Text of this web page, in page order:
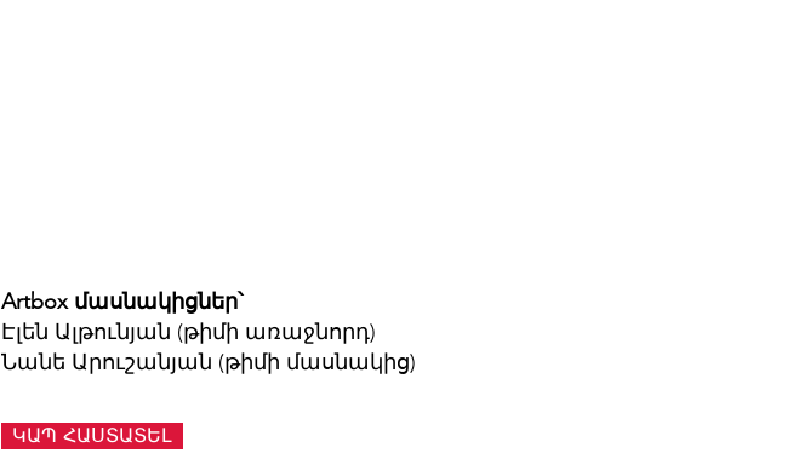
Artbox մասնակիցներ՝
Էլեն Ալթունյան (թիմի առաջնորդ)
Նանե Արուշանյան (թիմի մասնակից)
ԿԱՊ ՀԱՍՏԱՏԵԼ